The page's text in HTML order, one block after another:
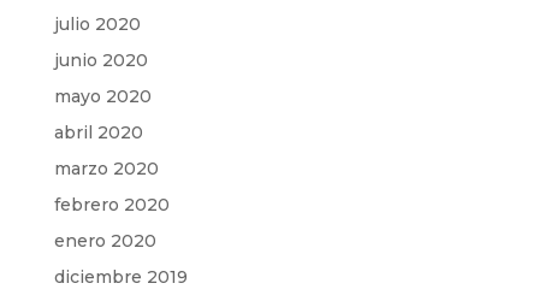
julio 2020
junio 2020
mayo 2020
abril 2020
marzo 2020
febrero 2020
enero 2020
diciembre 2019